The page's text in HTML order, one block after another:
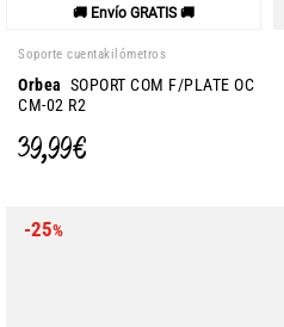
🚚 Envío GRATIS 🚚
Soporte cuentakilómetros
Orbea SOPORT COM F/PLATE OC
CM-02 R2
39,99 €
-25%